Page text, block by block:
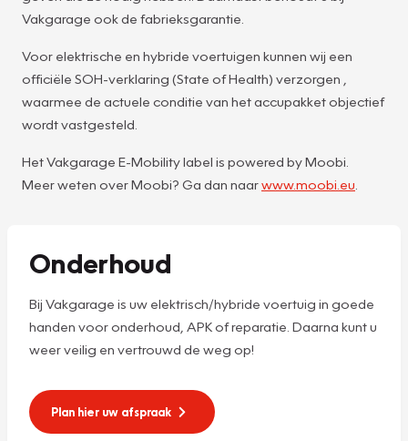
Vakgarage ook de fabrieksgarantie.
Voor elektrische en hybride voertuigen kunnen wij een
officiële SOH-verklaring (State of Health) verzorgen ,
waarmee de actuele conditie van het accupakket objectief
wordt vastgesteld.
Het Vakgarage E-Mobility label is powered by Moobi.
Meer weten over Moobi? Ga dan naarwww.moobi.eu
Onderhoud
Bij Vakgarage is uw elektrisch/hybride voertuig in goede
handen voor onderhoud, APK of reparatie. Daarna kunt u
weer veilig en vertrouwd de weg op!
Plan hier uw afspraak